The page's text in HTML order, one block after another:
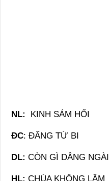
NL: KINH SÁM HỐI
ĐC: ĐẤNG TỪ BI
DL: CÒN GÌ DÂNG NGÀI
HL: CHÚA KHÔNG LẦM